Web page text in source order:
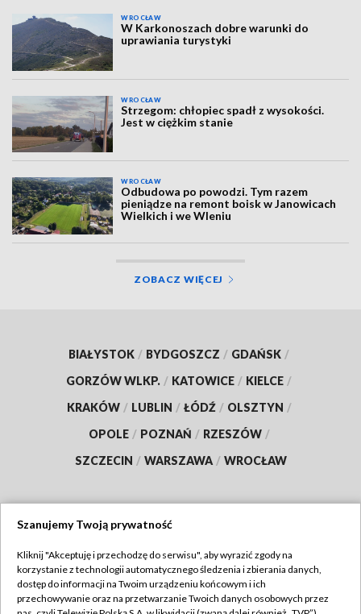
WROCŁAW
W Karkonoszach dobre warunki do
uprawiania turystyki
WROCŁAW
Strzegom: chłopiec spadł z wysokości.
Jest w ciężkim stanie
WROCŁAW
Odbudowa po powodzi. Tym razem
pieniądze na remont boisk w Janowicach
Wielkich i we Wleniu
ZOBACZ WIĘCEJ
BIAŁYSTOK / BYDGOSZCZ / GDAŃSK /
GORZÓW WLKP. / KATOWICE / KIELCE /
KRAKÓW / LUBLIN / ŁÓDŹ / OLSZTYN /
OPOLE / POZNAŃ / RZESZÓW /
SZCZECIN / WARSZAWA / WROCŁAW
TVP
Abonament TVP
Regulamin TVP
Szanujemy Twoją prywatność
Kliknij "Akceptuję i przechodzę do serwisu", aby wyrazić zgody na
korzystanie z technologii automatycznego śledzenia i zbierania danych,
dostęp do informacji na Twoim urządzeniu końcowym i ich
przechowywanie oraz na przetwarzanie Twoich danych osobowych przez